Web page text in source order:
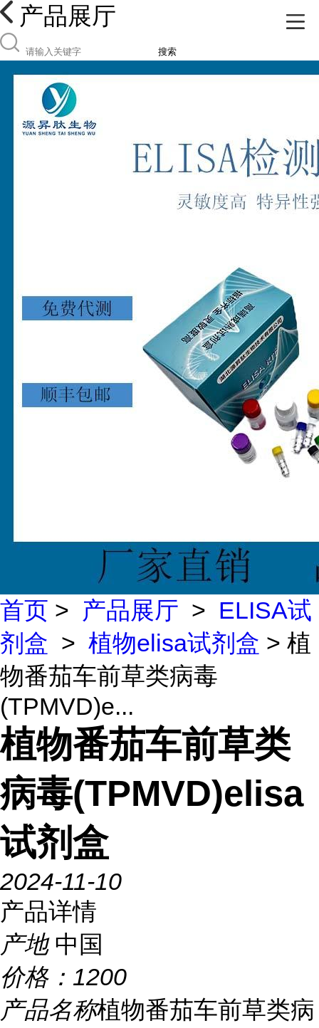
产品展厅
搜索
首页 > 产品展厅 > ELISA试
剂盒 > 植物elisa试剂盒 > 植
物番茄车前草类病毒
(TPMVD)e...
植物番茄车前草类
病毒(TPMVD)elisa
试剂盒
2024-11-10
产品详情
产地 中国
价格： 1200
产品名称植物番茄车前草类病